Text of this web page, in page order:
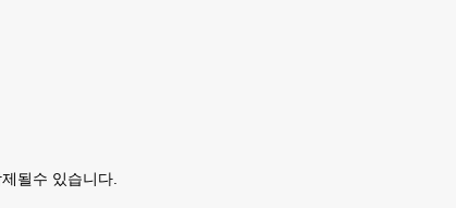
될수 있습니다.